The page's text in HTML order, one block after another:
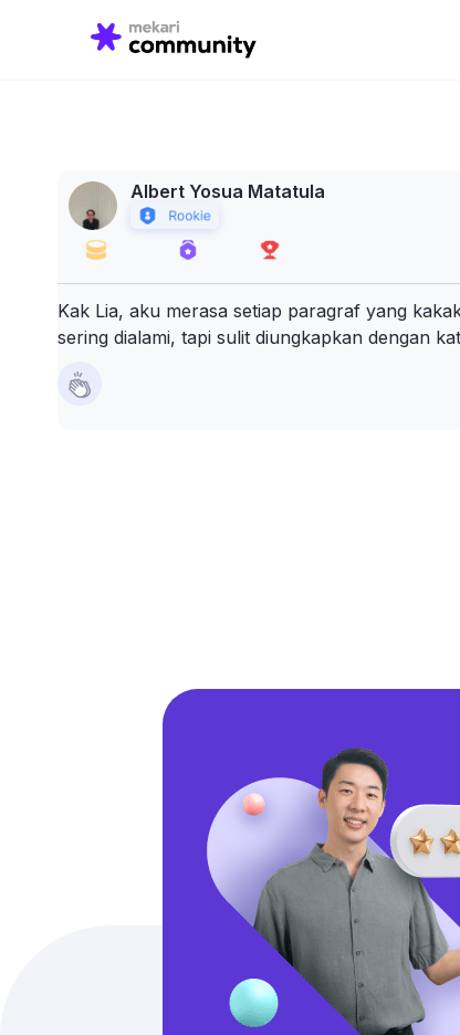
for:
Albert Yosua Matatula
Kak Lia, aku merasa setiap paragraf yang
sering dialami, tapi sulit diungkapkan dengan